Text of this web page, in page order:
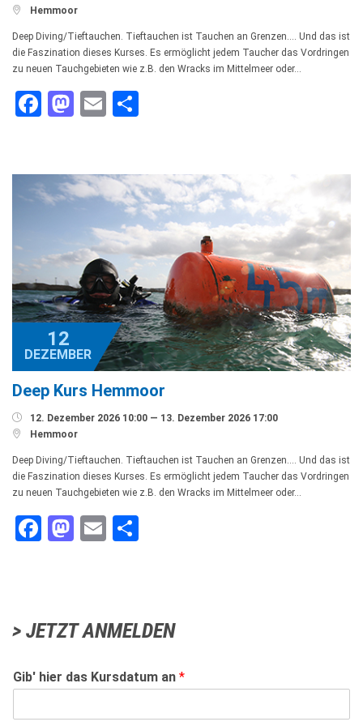
 Hemmoor
Deep Diving/Tieftauchen. Tieftauchen ist Tauchen an Grenzen…. Und das ist
die Faszination dieses Kurses. Es ermöglicht jedem Taucher das Vordringen
zu neuen Tauchgebieten wie z.B. den Wracks im Mittelmeer oder…
Facebook
Mastodon
Email
12
DEZEMBER
Deep Kurs Hemmoor
 12. Dezember 2026 10:00 — 13. Dezember 2026 17:00
 Hemmoor
Deep Diving/Tieftauchen. Tieftauchen ist Tauchen an Grenzen…. Und das ist
die Faszination dieses Kurses. Es ermöglicht jedem Taucher das Vordringen
zu neuen Tauchgebieten wie z.B. den Wracks im Mittelmeer oder…
Facebook
Mastodon
Email
> JETZT ANMELDEN
Gib' hier das Kursdatum an *